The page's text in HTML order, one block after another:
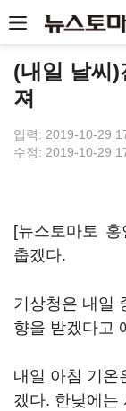
(내일 날씨)
져
입력: 2019-10-29
수정: 2019-10-29
[뉴스토마토
춥겠다.
기상청은 내일
향을 받겠다고
내일 아침 기온
겠다. 한낮에는